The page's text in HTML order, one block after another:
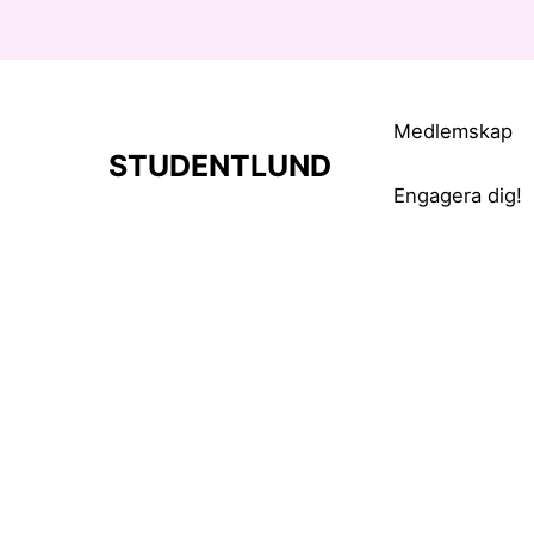
STUDENTLUND
Medlemskap
Engagera dig!